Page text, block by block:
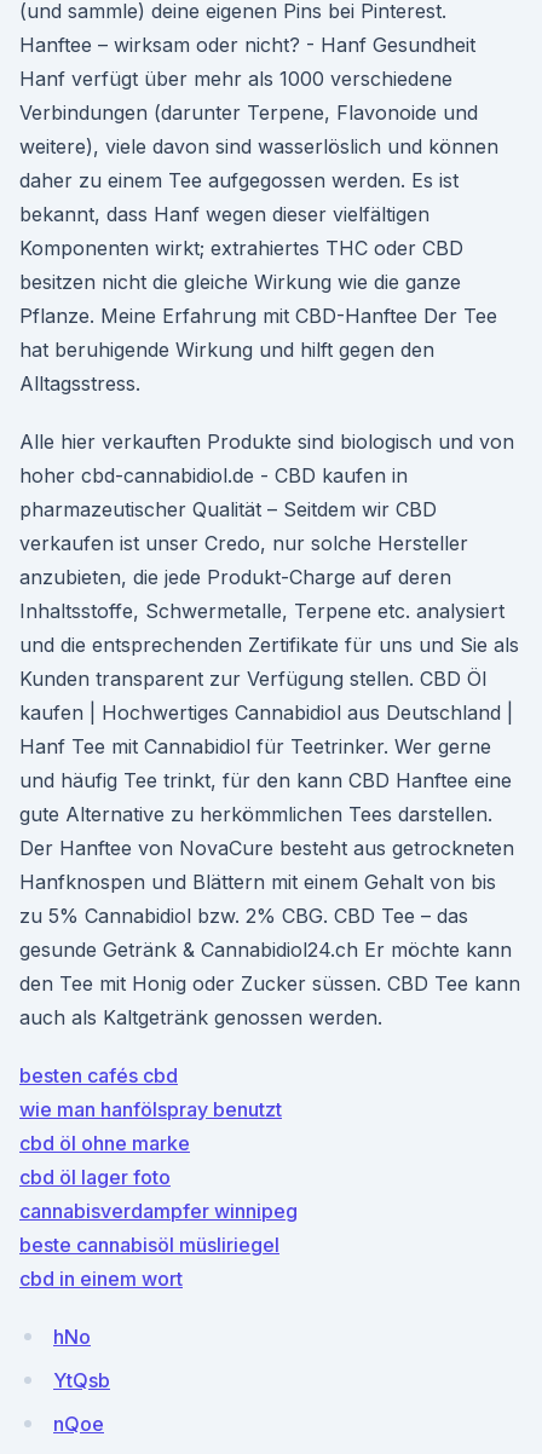
(und sammle) deine eigenen Pins bei Pinterest.
Hanftee – wirksam oder nicht? - Hanf Gesundheit
Hanf verfügt über mehr als 1000 verschiedene
Verbindungen (darunter Terpene, Flavonoide und
weitere), viele davon sind wasserlöslich und können
daher zu einem Tee aufgegossen werden. Es ist
bekannt, dass Hanf wegen dieser vielfältigen
Komponenten wirkt; extrahiertes THC oder CBD
besitzen nicht die gleiche Wirkung wie die ganze
Pflanze. Meine Erfahrung mit CBD-Hanftee Der Tee
hat beruhigende Wirkung und hilft gegen den
Alltagsstress.
Alle hier verkauften Produkte sind biologisch und von
hoher cbd-cannabidiol.de - CBD kaufen in
pharmazeutischer Qualität – Seitdem wir CBD
verkaufen ist unser Credo, nur solche Hersteller
anzubieten, die jede Produkt-Charge auf deren
Inhaltsstoffe, Schwermetalle, Terpene etc. analysiert
und die entsprechenden Zertifikate für uns und Sie als
Kunden transparent zur Verfügung stellen. CBD Öl
kaufen | Hochwertiges Cannabidiol aus Deutschland |
Hanf Tee mit Cannabidiol für Teetrinker. Wer gerne
und häufig Tee trinkt, für den kann CBD Hanftee eine
gute Alternative zu herkömmlichen Tees darstellen.
Der Hanftee von NovaCure besteht aus getrockneten
Hanfknospen und Blättern mit einem Gehalt von bis
zu 5% Cannabidiol bzw. 2% CBG. CBD Tee – das
gesunde Getränk & Cannabidiol24.ch Er möchte kann
den Tee mit Honig oder Zucker süssen. CBD Tee kann
auch als Kaltgetränk genossen werden.
besten cafés cbd
wie man hanfölspray benutzt
cbd öl ohne marke
cbd öl lager foto
cannabisverdampfer winnipeg
beste cannabisöl müsliriegel
cbd in einem wort
hNo
YtQsb
nQoe